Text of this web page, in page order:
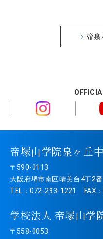
帝
帝塚山学院泉ヶ丘
〒590-0113
大阪府堺市南区晴美台4丁2
TEL：072-293-1221 FAX
学校法人 帝塚山学
〒558-0053